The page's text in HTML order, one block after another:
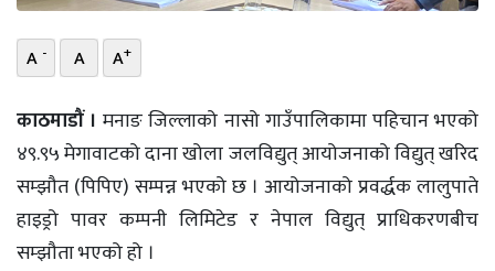
प्रोफाइल
ऊर्जा
विशेष
A - A A+
काठमाडौं । मनाङ जिल्लाको नासो गाउँपालिकामा पहिचान भएको
४९.९५ मेगावाटको दाना खोला जलविद्युत् आयोजनाको विद्युत् खरिद
सम्झौत (पिपिए) सम्पन्न भएको छ । आयोजनाको प्रवर्द्धक लालुपाते
हाइड्रो पावर कम्पनी लिमिटेड र नेपाल विद्युत् प्राधिकरणबीच
सम्झौता भएको हो ।